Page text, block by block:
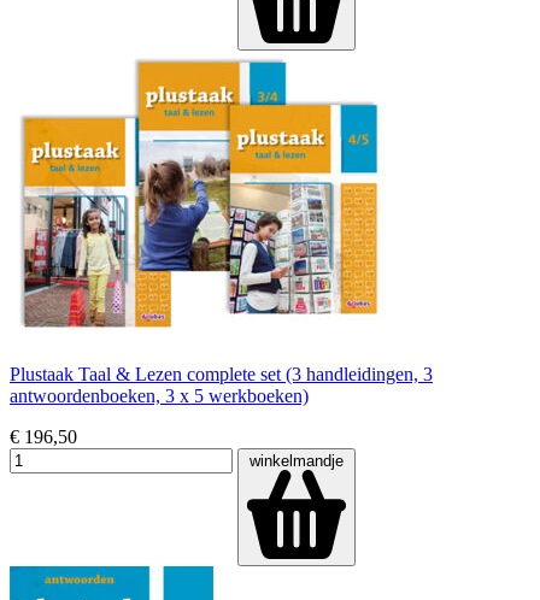
Plustaak Taal & Lezen complete set (3 handleidingen, 3
antwoordenboeken, 3 x 5 werkboeken)
€ 196,50
winkelmandje